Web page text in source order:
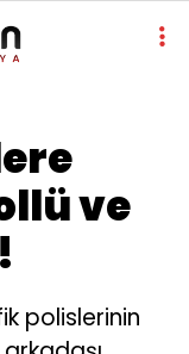
ve
polislerinin